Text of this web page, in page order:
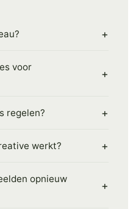
+
voor
+
regelen? +
werkt? +
opnieuw
+